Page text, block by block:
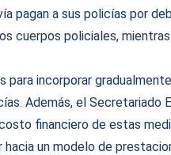
pagan a sus policías por
cuerpos policiales,
incorporar
Además, el Secretariado
financiero de estas
un modelo de